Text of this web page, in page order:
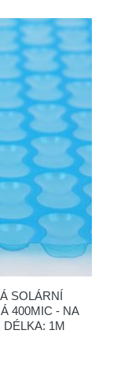
SOLÁRNÍ
400MIC - NA
DÉLKA: 1M